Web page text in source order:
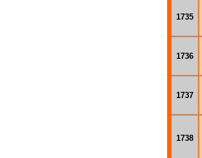
1735
1736
1737
1738